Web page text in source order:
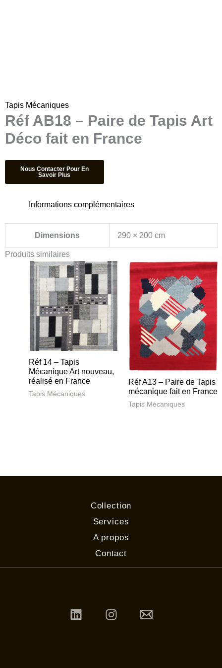
Tapis Mécaniques
Réf AB18 – Paire de Tapis Art
Déco fait en France
Informations complémentaires
Dimensions 290 × 200 cm
Produits similaires
Réf 14 – Tapis
Mécanique Art nouveau,
réalisé en France
Tapis Mécaniques
Réf A13 – Paire de Tapis
mécanique fait en France
Tapis Mécaniques
Collection
Services
A propos
Contact